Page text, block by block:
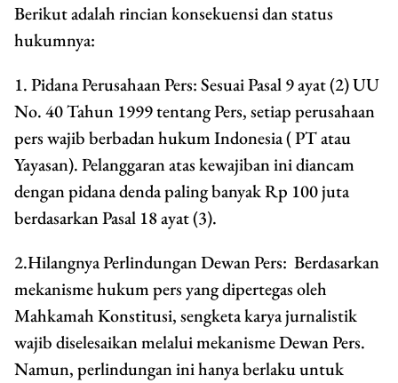
Berikut adalah rincian konsekuensi dan status
hukumnya:
1. Pidana Perusahaan Pers: Sesuai Pasal 9 ayat (2) UU
No. 40 Tahun 1999 tentang Pers, setiap perusahaan
pers wajib berbadan hukum Indonesia ( PT atau
Yayasan). Pelanggaran atas kewajiban ini diancam
dengan pidana denda paling banyak Rp 100 juta
berdasarkan Pasal 18 ayat (3).
2.Hilangnya Perlindungan Dewan Pers: Berdasarkan
mekanisme hukum pers yang dipertegas oleh
Mahkamah Konstitusi, sengketa karya jurnalistik
wajib diselesaikan melalui mekanisme Dewan Pers.
Namun, perlindungan ini hanya berlaku untuk